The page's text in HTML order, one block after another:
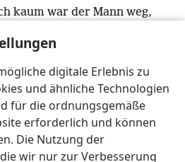
digitale Erlebnis zu
und ähnliche Technologien
für die ordnungsgemäße
erforderlich und können
Die Nutzung der
wir nur zur Verbesserung
kaum war der Mann weg,
einfach so in eine Stadt
deshalb außerhalb an
strömten von überallher